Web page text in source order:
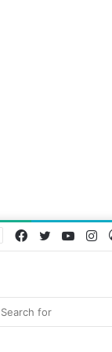
Twitter
Facebook